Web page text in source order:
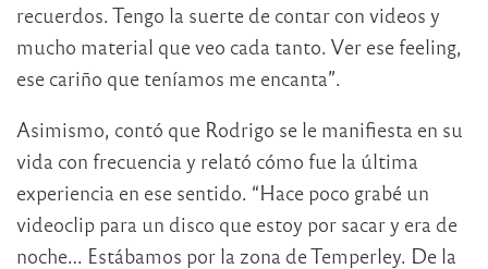
recuerdos. Tengo la suerte de contar con videos y
mucho material que veo cada tanto. Ver ese feeling,
ese cariño que teníamos me encanta”.
Asimismo, contó que Rodrigo se le manifiesta en su
vida con frecuencia y relató cómo fue la última
experiencia en ese sentido. “Hace poco grabé un
videoclip para un disco que estoy por sacar y era de
noche… Estábamos por la zona de Temperley. De la